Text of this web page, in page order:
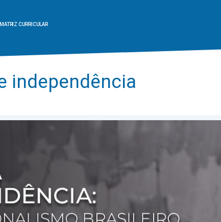
MATRIZ CURRICULAR
independência